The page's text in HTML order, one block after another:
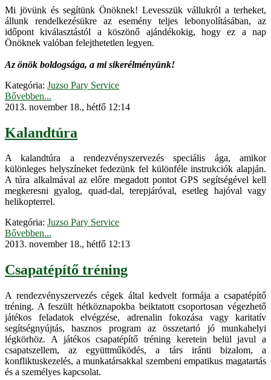
Mi jövünk és segítünk Önöknek! Levesszük vállukról a terheket,
állunk rendelkezésükre az esemény teljes lebonyolításában, az
időpont kiválasztástól a köszönő ajándékokig, hogy ez a nap
Önöknek valóban felejthetetlen legyen.
Az önök boldogsága, a mi sikerélményünk!
Kategória: Juzso Pary Service
Bővebben...
2013. november 18., hétfő 12:14
Kalandtúra
A kalandtúra a rendezvényszervezés speciális ága, amikor
különleges helyszíneket fedezünk fel különféle instrukciók alapján.
A túra alkalmával az előre megadott pontot GPS segítségével kell
megkeresni gyalog, quad-dal, terepjáróval, esetleg hajóval vagy
helikopterrel.
Kategória: Juzso Pary Service
Bővebben...
2013. november 18., hétfő 12:13
Csapatépítő tréning
A rendezvényszervezés cégek által kedvelt formája a csapatépítő
tréning. A feszült hétköznapokba beiktatott csoportosan végezhető
játékos feladatok elvégzése, adrenalin fokozása vagy karitatív
segítségnyújtás, hasznos program az összetartó jó munkahelyi
légkörhöz. A játékos csapatépítő tréning keretein belül javul a
csapatszellem, az együttműködés, a társ iránti bizalom, a
konfliktuskezelés, a munkatársakkal szembeni empatikus magatartás
és a személyes kapcsolat.